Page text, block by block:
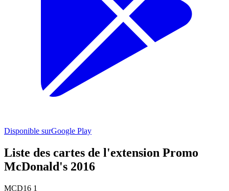
Disponible surGoogle Play
Liste des cartes de l'extension Promo
McDonald's 2016
MCD16 1